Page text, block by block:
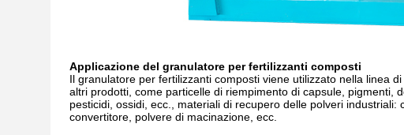
Applicazione del granulatore per fertilizzanti composti
Il granulatore per fertilizzanti composti viene utilizzato nella linea
altri prodotti, come particelle di riempimento di capsule, pigmenti,
pesticidi, ossidi, ecc., materiali di recupero delle polveri
convertitore, polvere di macinazione, ecc.